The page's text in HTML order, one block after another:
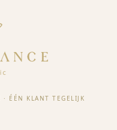
· ÉÉN KLANT TEGELIJK